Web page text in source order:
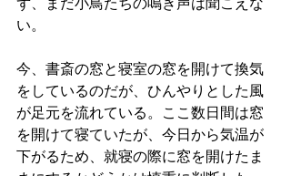
ず、まだ小鳥たちの鳴き声は聞こえな
い。
今、書斎の窓と寝室の窓を開けて換気
をしているのだが、ひんやりとした風
が足元を流れている。ここ数日間は窓
を開けて寝ていたが、今日から気温が
下がるため、就寝の際に窓を開けたま